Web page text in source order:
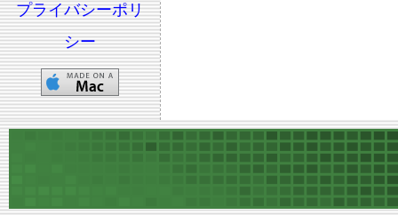
プライバシーポリ
シー